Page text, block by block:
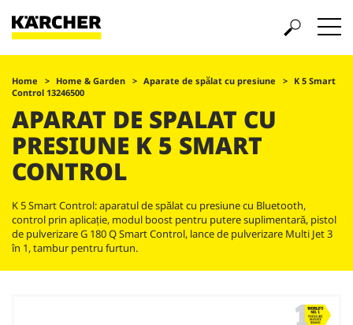
Home Home & Garden Aparate de spălat cu presiune
K 5 Smart
Control 13246500
APARAT DE SPALAT CU
PRESIUNE K 5 SMART
CONTROL
K 5 Smart Control: aparatul de spălat cu presiune cu Bluetooth,
control prin aplicație, modul boost pentru putere suplimentară, pistol
de pulverizare G 180 Q Smart Control, lance de pulverizare Multi Jet 3
în 1, tambur pentru furtun.